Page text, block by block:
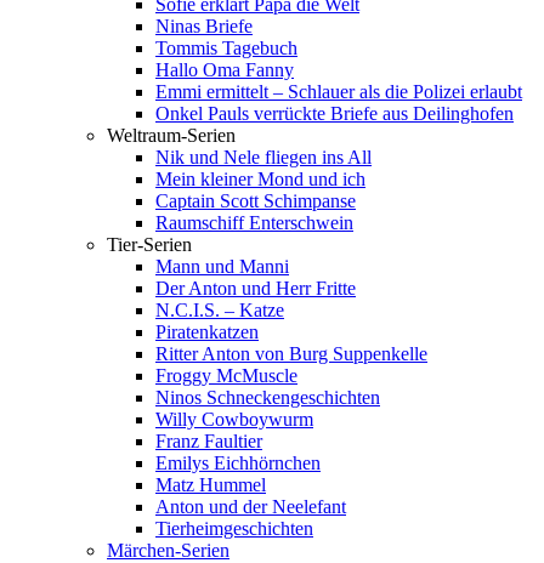
Sofie erklärt Papa die Welt
Ninas Briefe
Tommis Tagebuch
Hallo Oma Fanny
Emmi ermittelt – Schlauer als die Polizei erlaubt
Onkel Pauls verrückte Briefe aus Deilinghofen
Weltraum-Serien
Nik und Nele fliegen ins All
Mein kleiner Mond und ich
Captain Scott Schimpanse
Raumschiff Enterschwein
Tier-Serien
Mann und Manni
Der Anton und Herr Fritte
N.C.I.S. – Katze
Piratenkatzen
Ritter Anton von Burg Suppenkelle
Froggy McMuscle
Ninos Schneckengeschichten
Willy Cowboywurm
Franz Faultier
Emilys Eichhörnchen
Matz Hummel
Anton und der Neelefant
Tierheimgeschichten
Märchen-Serien